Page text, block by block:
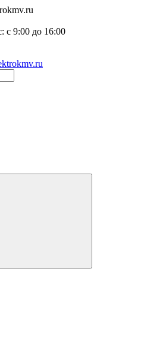
с 9:00 до 16:00